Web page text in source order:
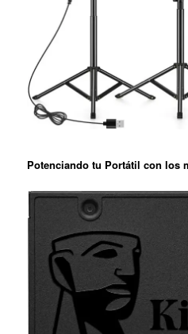
Potenciando tu Portátil con los